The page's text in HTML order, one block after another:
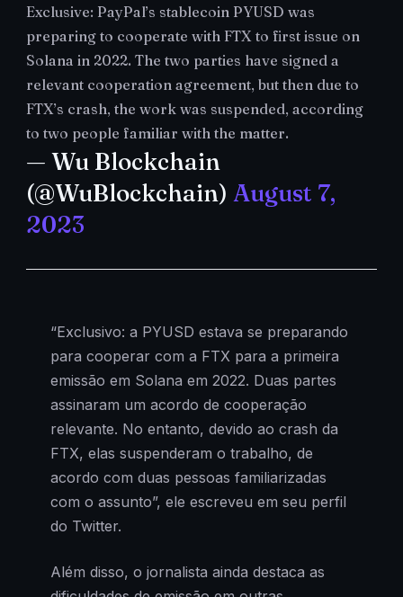
Exclusive: PayPal’s stablecoin PYUSD was
preparing to cooperate with FTX to first issue on
Solana in 2022. The two parties have signed a
relevant cooperation agreement, but then due to
FTX’s crash, the work was suspended, according
to two people familiar with the matter.
— Wu Blockchain
(@WuBlockchain)August 7,
2023
“Exclusivo: a PYUSD estava se preparando
para cooperar com a FTX para a primeira
emissão em Solana em 2022. Duas partes
assinaram um acordo de cooperação
relevante. No entanto, devido ao crash da
FTX, elas suspenderam o trabalho, de
acordo com duas pessoas familiarizadas
com o assunto”, ele escreveu em seu perfil
do Twitter.
Além disso, o jornalista ainda destaca as